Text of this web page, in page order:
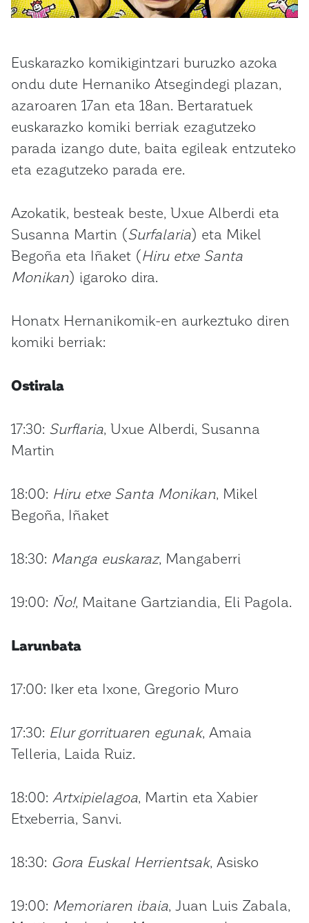
Euskarazko komikigintzari buruzko azoka
ondu dute Hernaniko Atsegindegi plazan,
azaroaren 17an eta 18an. Bertaratuek
euskarazko komiki berriak ezagutzeko
parada izango dute, baita egileak entzuteko
eta ezagutzeko parada ere.
Azokatik, besteak beste, Uxue Alberdi eta
Susanna Martin (Surfalaria) eta Mikel
Begoña eta Iñaket (Hiru etxe Santa
Monikan) igaroko dira.
Honatx Hernanikomik-en aurkeztuko diren
komiki berriak:
Ostirala
17:30: Surflaria, Uxue Alberdi, Susanna
Martin
18:00: Hiru etxe Santa Monikan, Mikel
Begoña, Iñaket
18:30: Manga euskaraz, Mangaberri
19:00: Ño!, Maitane Gartziandia, Eli Pagola.
Larunbata
17:00: Iker eta Ixone, Gregorio Muro
17:30: Elur gorrituaren egunak, Amaia
Telleria, Laida Ruiz.
18:00: Artxipielagoa, Martin eta Xabier
Etxeberria, Sanvi.
18:30: Gora Euskal Herrientsak, Asisko
19:00: Memoriaren ibaia, Juan Luis Zabala,